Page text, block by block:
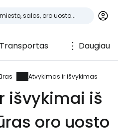
Transportas Daugiau
Atvykimas ir išvykimas
išvykimai iš
oro uosto
prie
su Google